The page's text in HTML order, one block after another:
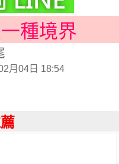
種境界
月04日 18:54